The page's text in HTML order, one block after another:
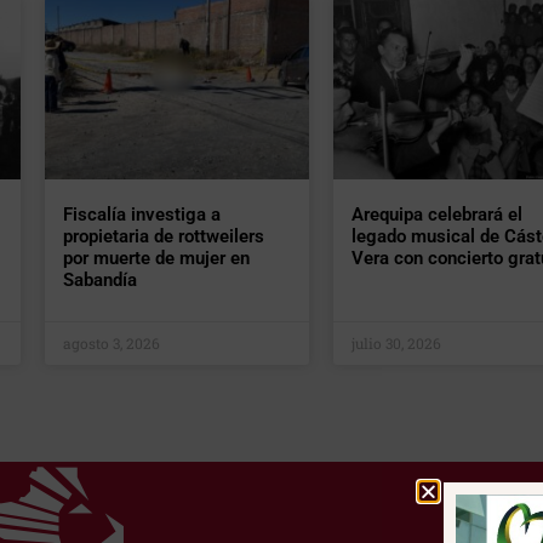
Fiscalía investiga a
propietaria de rottweilers
por muerte de mujer en
Sabandía
agosto 3, 2026
Arequipa celebrará el
legado musical de
Vera con concierto
julio 30, 2026